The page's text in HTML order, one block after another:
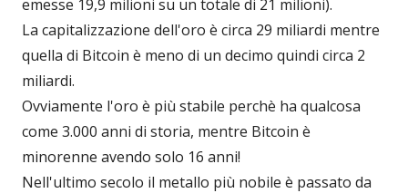
emesse 19,9 milioni su un totale di 21 milioni).
La capitalizzazione dell'oro è circa 29 miliardi mentre
quella di Bitcoin è meno di un decimo quindi circa 2
miliardi.
Ovviamente l'oro è più stabile perchè ha qualcosa
come 3.000 anni di storia, mentre Bitcoin è
minorenne avendo solo 16 anni!
Nell'ultimo secolo il metallo più nobile è passato da